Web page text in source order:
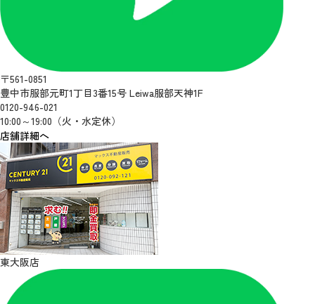
〒561-0851
豊中市服部元町1丁目3番15号 Leiwa服部天神1F
0120-946-021
10:00～19:00（火・水定休）
店舗詳細へ
東大阪店